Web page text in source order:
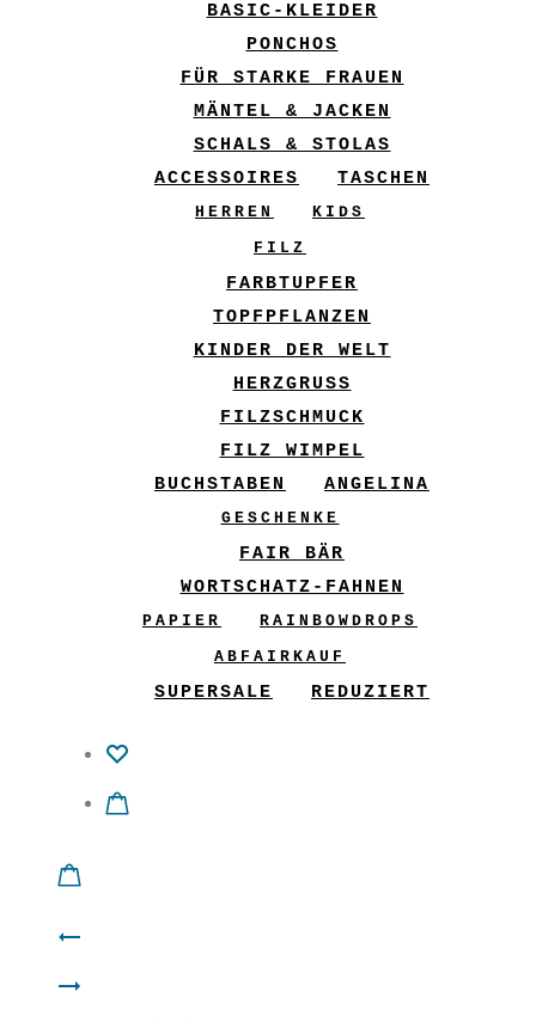
BASIC-KLEIDER
PONCHOS
FÜR STARKE FRAUEN
MÄNTEL & JACKEN
SCHALS & STOLAS
ACCESSOIRES
TASCHEN
HERREN
KIDS
FILZ
FARBTUPFER
TOPFPFLANZEN
KINDER DER WELT
HERZGRUSS
FILZSCHMUCK
FILZ WIMPEL
BUCHSTABEN
ANGELINA
GESCHENKE
FAIR BÄR
WORTSCHATZ-FAHNEN
PAPIER
RAINBOWDROPS
ABFAIRKAUF
SUPERSALE REDUZIERT
Product
navigation
Filzschale